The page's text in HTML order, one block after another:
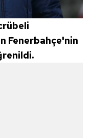
Fenerbahçe'nin